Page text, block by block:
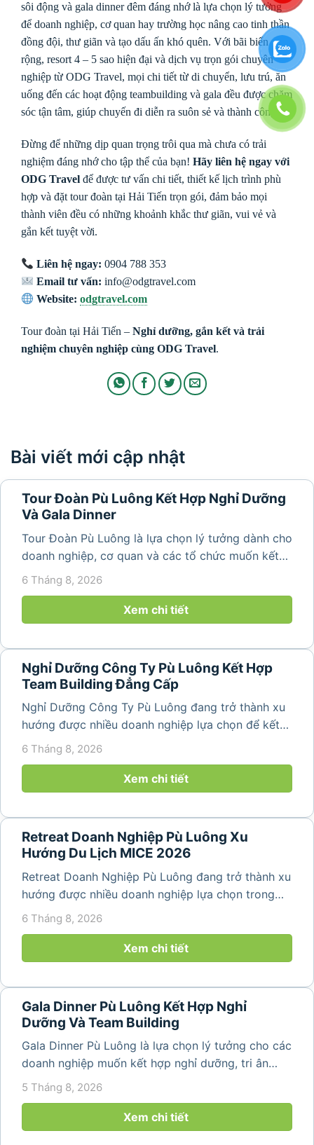
sôi động và gala dinner đêm đáng nhớ là lựa chọn lý tưởng
để doanh nghiệp, cơ quan hay trường học nâng cao tinh thần
đồng đội, thư giãn và tạo dấu ấn khó quên. Với bãi biển
rộng, resort 4 – 5 sao hiện đại và dịch vụ trọn gói chuyên
nghiệp từ ODG Travel, mọi chi tiết từ di chuyển, lưu trú, ăn
uống đến các hoạt động teambuilding và gala đều được chăm
sóc tận tâm, giúp chuyến đi diễn ra suôn sẻ và thành công.
Đừng để những dịp quan trọng trôi qua mà chưa có trải
nghiệm đáng nhớ cho tập thể của bạn! Hãy liên hệ ngay với
ODG Travel để được tư vấn chi tiết, thiết kế lịch trình phù
hợp và đặt tour đoàn tại Hải Tiến trọn gói, đảm bảo mọi
thành viên đều có những khoảnh khắc thư giãn, vui vẻ và
gắn kết tuyệt vời.
Liên hệ ngay: 0904 788 353
Email tư vấn: info@odgtravel.com
Website:odgtravel.com
Tour đoàn tại Hải Tiến – Nghỉ dưỡng, gắn kết và trải
nghiệm chuyên nghiệp cùng ODG Travel.
Bài viết mới cập nhật
Tour Đoàn Pù Luông Kết Hợp Nghỉ Dưỡng
Và Gala Dinner
Tour Đoàn Pù Luông là lựa chọn lý tưởng dành cho
doanh nghiệp, cơ quan và các tổ chức muốn kết
hợp nghỉ dưỡng, tham quan và tổ chức các hoạt
động gắn kết tập thể. Với cảnh quan thiên nhiên
nguyên sơ, không khí...
6 Tháng 8, 2026
Xem chi tiết
Nghỉ Dưỡng Công Ty Pù Luông Kết Hợp
Team Building Đẳng Cấp
Nghỉ Dưỡng Công Ty Pù Luông đang trở thành xu
hướng được nhiều doanh nghiệp lựa chọn để kết
hợp giữa nghỉ ngơi, tái tạo năng lượng và xây
lịch đơn thuần, nhiều công ty...
6 Tháng 8, 2026
Xem chi tiết
Retreat Doanh Nghiệp Pù Luông Xu
Hướng Du Lịch MICE 2026
Retreat Doanh Nghiệp Pù Luông đang trở thành xu
hướng được nhiều doanh nghiệp lựa chọn trong
năm 2026 khi nhu cầu kết hợp nghỉ dưỡng, hội
họp và gắn kết đội ngũ ngày càng tăng. Không chỉ
mang đến khoảng thời gian thư giãn...
6 Tháng 8, 2026
Xem chi tiết
Gala Dinner Pù Luông Kết Hợp Nghỉ
Dưỡng Và Team Building
Gala Dinner Pù Luông là lựa chọn lý tưởng cho các
doanh nghiệp muốn kết hợp nghỉ dưỡng, tri ân
nhân viên và xây dựng tinh thần đồng đội trong
núi rừng hùng vĩ, không khí...
5 Tháng 8, 2026
Xem chi tiết